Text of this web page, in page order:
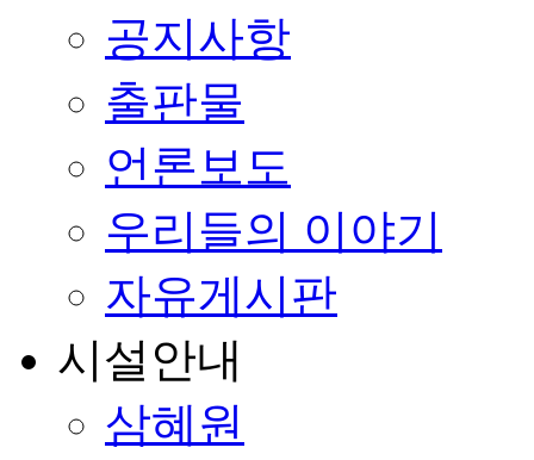
공지사항
출판물
언론보도
우리들의 이야기
자유게시판
시설안내
삼혜원